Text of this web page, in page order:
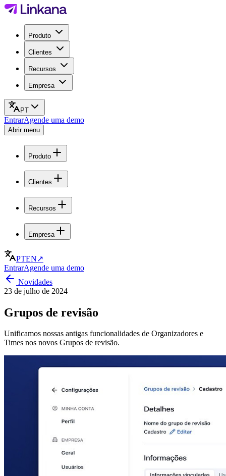
Produto
Clientes
Recursos
Empresa
PT
EntrarAgende uma demo
Abrir menu
Produto
Clientes
Recursos
Empresa
PTEN↗
EntrarAgende uma demo
Novidades
23 de julho de 2024
Grupos de revisão
Unificamos nossas antigas funcionalidades de Organizadores e
Times nos novos Grupos de revisão.